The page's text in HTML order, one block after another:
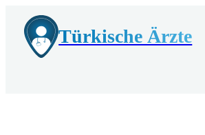
Türkische Ärzte